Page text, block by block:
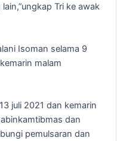
Tri ke awak
Isoman selama 9
malam
juli 2021 dan kemarin
dan
pemulsaran dan